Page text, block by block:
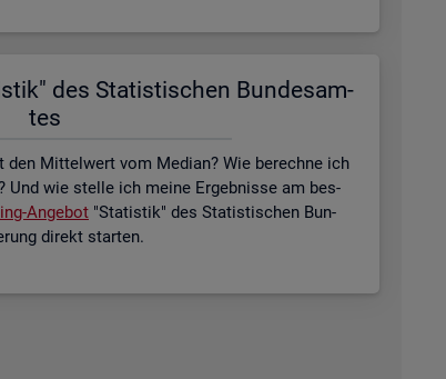
des Sta­tis­ti­schen Bun­des­am­
tes
den Mit­tel­wert vom Me­di­an? Wie be­rech­ne ich
Und wie stel­le ich meine Er­geb­nis­se am bes­
An­ge­bot"Sta­tis­tik" des Sta­tis­ti­schen Bun­
di­rekt star­ten.